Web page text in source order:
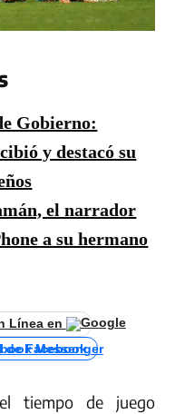
Gobierno:
y destacó su
el narrador
a su hermano
Línea en
de Facebook
tiempo de juego